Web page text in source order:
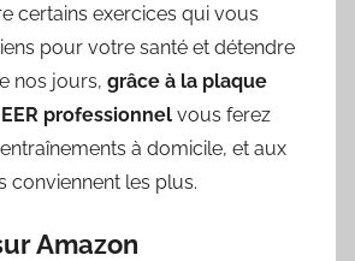
certains exercices qui vous
pour votre santé et détendre
nos jours, grâce à la plaque
professionnel vous ferez
à domicile, et aux
conviennent les plus.
Amazon